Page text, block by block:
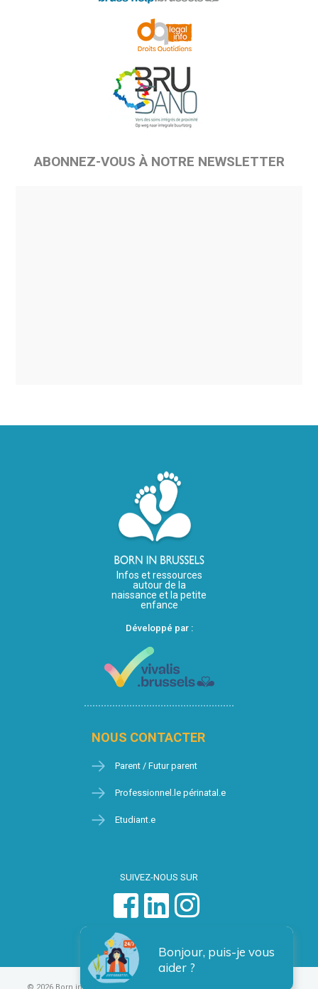
ABONNEZ-VOUS À NOTRE NEWSLETTER
Infos et ressources
autour de la
naissance et la petite
enfance
Développé par :
NOUS CONTACTER
Parent / Futur parent
Professionnel.le périnatal.e
Etudiant.e
SUIVEZ-NOUS SUR
Bonjour, puis-je vous
aider ?